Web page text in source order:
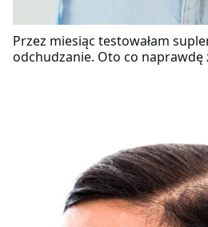
Przez miesiąc testowałam
odchudzanie. Oto co naprawdę